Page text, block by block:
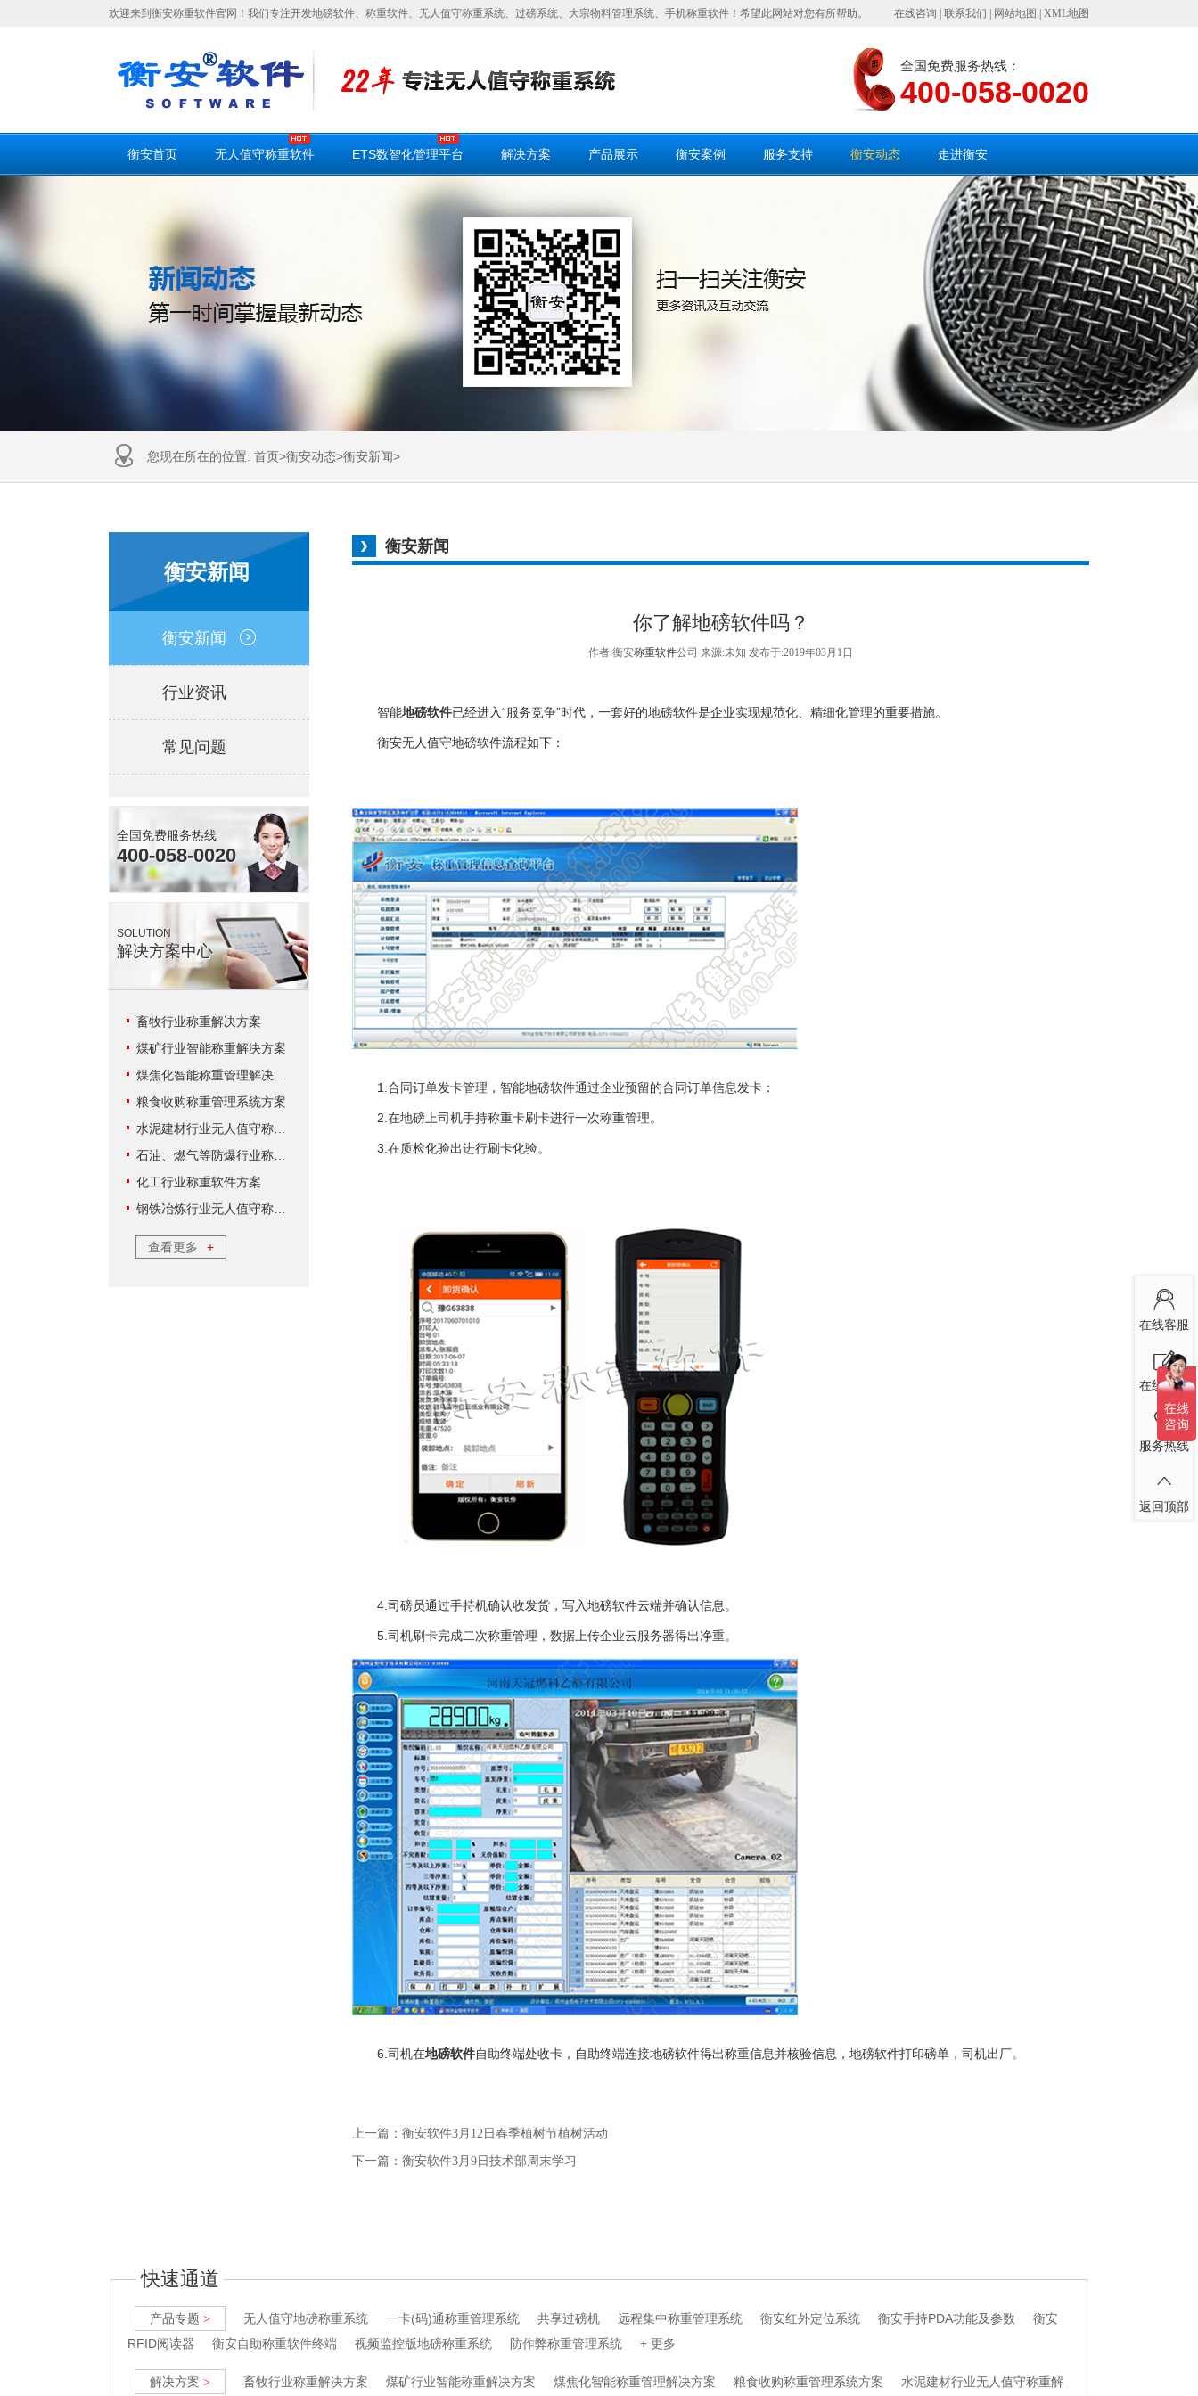
欢迎来到衡安称重软件官网！我们专注开发地磅软件、称重软件、无人值守称重系统、过磅系统、大宗物料管理系统、手机称重软件！希望此网站对您有所帮助。 在线咨询 联系我们 网站地图 XML地图
全国免费服务热线：
400-058-0020
衡安首页 无人值守称重软件 ETS数智化管理平台 解决方案 产品展示 衡安案例 服务支持 衡安动态 走进衡安
您现在所在的位置: 首页>衡安动态>衡安新闻>
衡安新闻
衡安新闻
行业资讯
常见问题
全国免费服务热线
400-058-0020
SOLUTION
解决方案中心
畜牧行业称重解决方案
煤矿行业智能称重解决方案
煤焦化智能称重管理解决方案
粮食收购称重管理系统方案
水泥建材行业无人值守称重解决方案
石油、燃气等防爆行业称重系统方案
化工行业称重软件方案
钢铁冶炼行业无人值守称重软件方案
查看更多 +
衡安新闻
你了解地磅软件吗？
作者:衡安称重软件公司 来源:未知 发布于:2019年03月1日
智能地磅软件已经进入“服务竞争”时代，一套好的地磅软件是企业实现规范化、精细化管理的重要措施。
衡安无人值守地磅软件流程如下：
1.合同订单发卡管理，智能地磅软件通过企业预留的合同订单信息发卡：
2.在地磅上司机手持称重卡刷卡进行一次称重管理。
3.在质检化验出进行刷卡化验。
4.司磅员通过手持机确认收发货，写入地磅软件云端并确认信息。
5.司机刷卡完成二次称重管理，数据上传企业云服务器得出净重。
6.司机在地磅软件自助终端处收卡，自助终端连接地磅软件得出称重信息并核验信息，地磅软件打印磅单，司机出厂。
上一篇：衡安软件3月12日春季植树节植树活动
下一篇：衡安软件3月9日技术部周末学习
快速通道
产品专题 > 无人值守地磅称重系统 一卡(码)通称重管理系统 共享过磅机 远程集中称重管理系统 衡安红外定位系统 衡安手持PDA功能及参数
衡安
RFID阅读器
衡安自助称重软件终端 视频监控版地磅称重系统 防作弊称重管理系统 + 更多
解决方案 > 畜牧行业称重解决方案 煤矿行业智能称重解决方案 煤焦化智能称重管理解决方案 粮食收购称重管理系统方案 水泥建材行业无人值守称重解
在线客服
在线留言
服务热线
返回顶部